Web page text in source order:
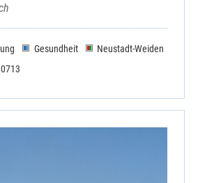
Gesundheit
Neustadt-Weiden